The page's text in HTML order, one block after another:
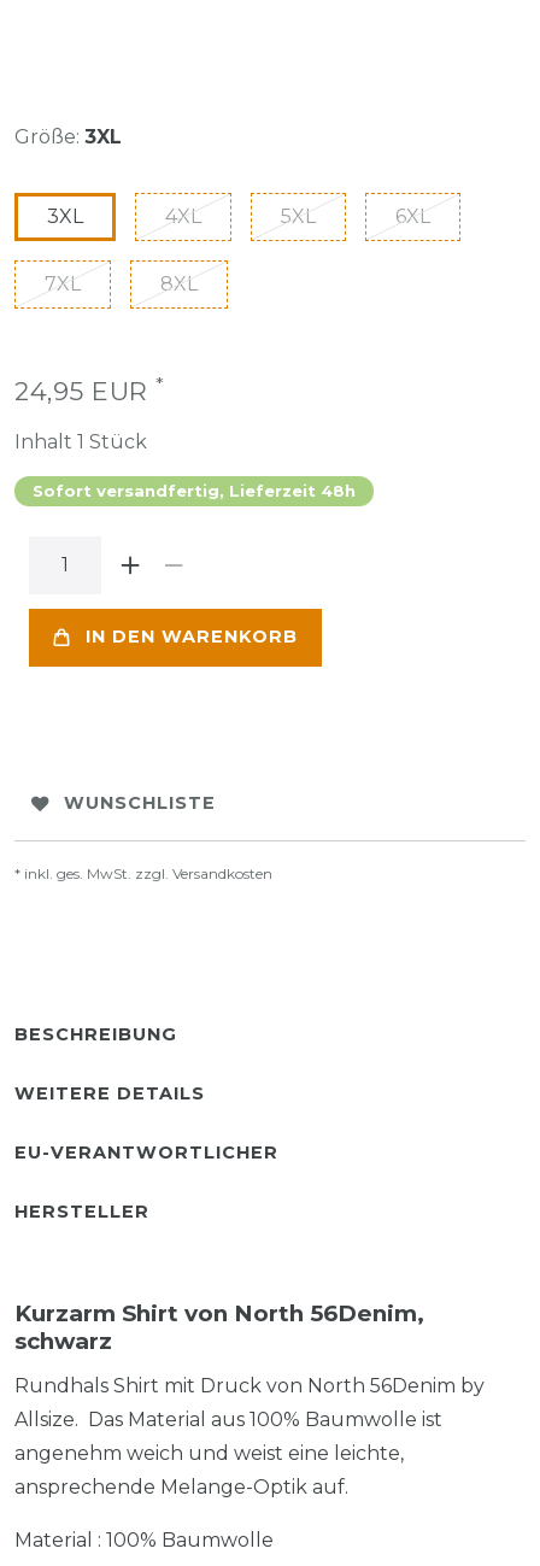
Größe: 3XL
3XL 4XL 5XL 6XL
7XL 8XL
24,95 EUR *
Inhalt 1 Stück
Sofort versandfertig, Lieferzeit 48h
IN DEN WARENKORB
WUNSCHLISTE
* inkl. ges. MwSt. zzgl. Versandkosten
BESCHREIBUNG
WEITERE DETAILS
EU-VERANTWORTLICHER
HERSTELLER
Kurzarm Shirt von North 56Denim,
schwarz
Rundhals Shirt mit Druck von North 56Denim by
Allsize. Das Material aus 100% Baumwolle ist
angenehm weich und weist eine leichte,
ansprechende Melange-Optik auf.
Material : 100% Baumwolle